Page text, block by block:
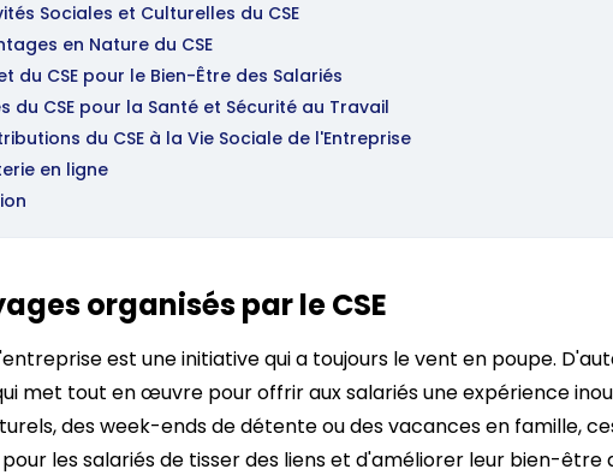
Sociales et Culturelles du CSE
en Nature du CSE
du CSE pour le Bien-Être des Salariés
du CSE pour la Santé et Sécurité au Travail
du CSE à la Vie Sociale de l'Entreprise
en ligne
organisés par le CSE
est une initiative qui a toujours le vent en poupe.
met tout en œuvre pour offrir aux salariés une expérience
des week-ends de détente ou des vacances en famille,
les salariés de tisser des liens et d'améliorer leur bien-être